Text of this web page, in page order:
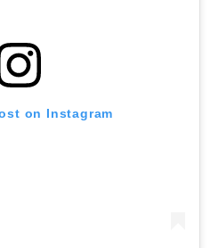
on Instagram